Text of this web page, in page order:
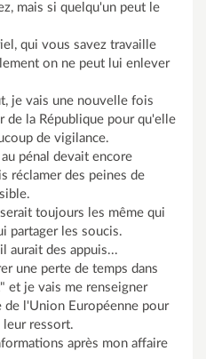
mais si quelqu'un peut le
qui vous savez travaille
on ne peut lui enlever
je vais une nouvelle fois
de la République pour qu'elle
de vigilance.
pénal devait encore
réclamer des peines de
toujours les même qui
partager les soucis.
aurait des appuis...
une perte de temps dans
et je vais me renseigner
de l'Union Européenne pour
ressort.
après mon affaire